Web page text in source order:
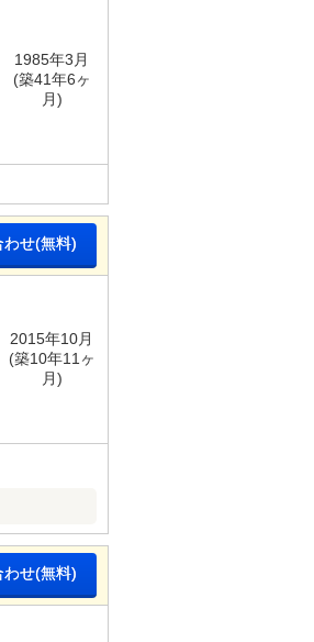
1985年3月
(築41年6ヶ
月)
わせ(無料)
2015年10月
(築10年11ヶ
月)
わせ(無料)